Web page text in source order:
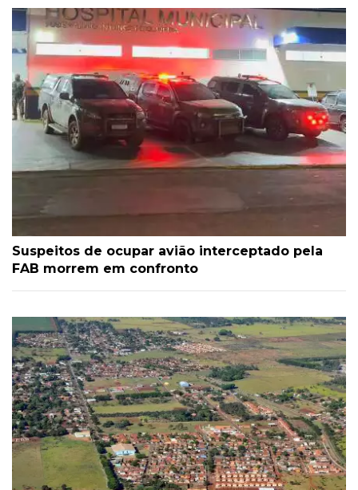
Suspeitos de ocupar avião interceptado pela
FAB morrem em confronto